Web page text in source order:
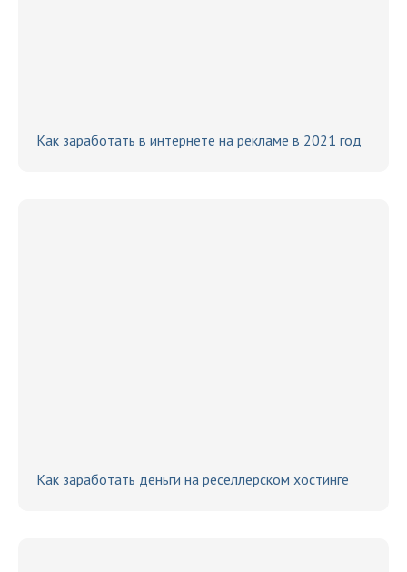
Как заработать в интернете на рекламе в 2021 год
Как заработать деньги на реселлерском хостинге